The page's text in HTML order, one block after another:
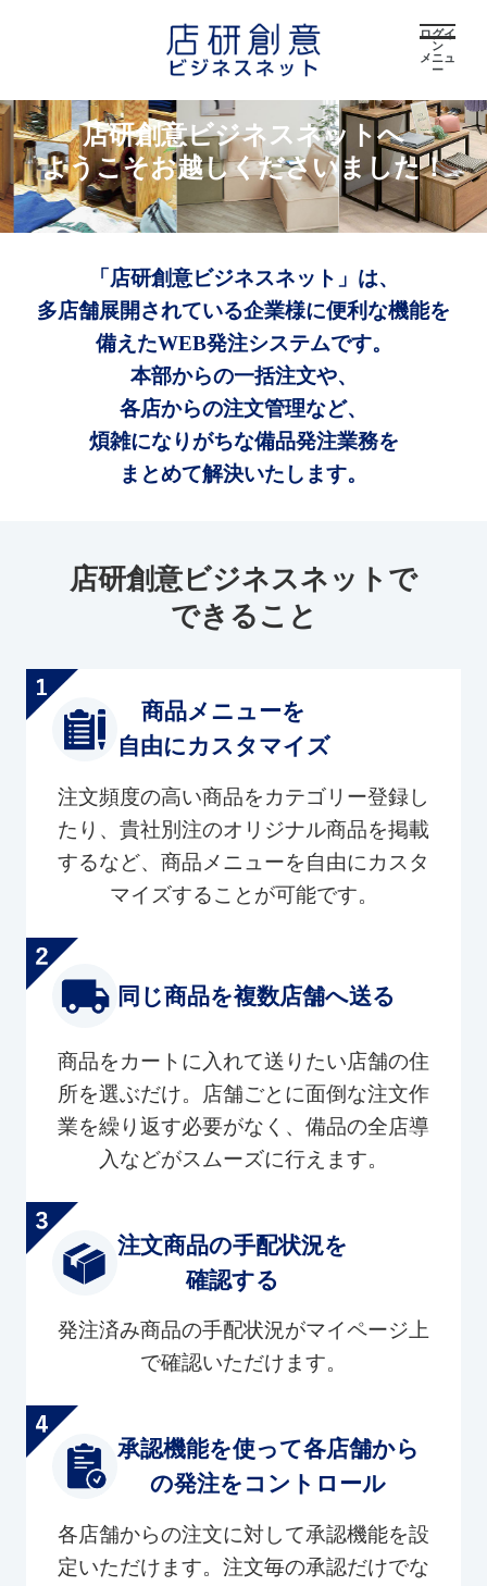
ログイ
ン
メニュ
ー
店研創意ビジネスネットへ
ようこそお越しくださいました！
「店研創意ビジネスネット」は、
多店舗展開されている企業様に便利な機能を
備えたWEB発注システムです。
本部からの一括注文や、
各店からの注文管理など、
煩雑になりがちな備品発注業務を
まとめて解決いたします。
店研創意ビジネスネットで
できること
商品メニューを
自由にカスタマイズ
注文頻度の高い商品をカテゴリー登録し
たり、貴社別注のオリジナル商品を掲載
するなど、商品メニューを自由にカスタ
マイズすることが可能です。
同じ商品を複数店舗へ送る
商品をカートに入れて送りたい店舗の住
所を選ぶだけ。店舗ごとに面倒な注文作
業を繰り返す必要がなく、備品の全店導
入などがスムーズに行えます。
注文商品の手配状況を
確認する
発注済み商品の手配状況がマイページ上
で確認いただけます。
承認機能を使って各店舗から
の発注をコントロール
各店舗からの注文に対して承認機能を設
定いただけます。注文毎の承認だけでな